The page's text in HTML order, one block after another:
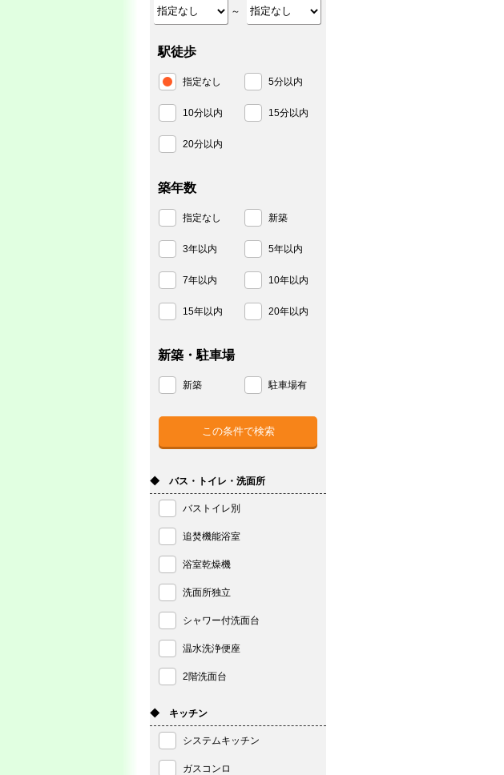
～
駅徒歩
指定なし 5分以内
10分以内 15分以内
20分以内
築年数
指定なし 新築
3年以内 5年以内
7年以内 10年以内
15年以内 20年以内
新築・駐車場
新築 駐車場有
◆ バス・トイレ・洗面所
バストイレ別
追焚機能浴室
浴室乾燥機
洗面所独立
シャワー付洗面台
温水洗浄便座
2階洗面台
◆ キッチン
システムキッチン
ガスコンロ